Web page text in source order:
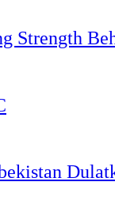
Strength